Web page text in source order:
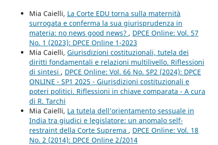
Mia Caielli, La Corte EDU torna sulla maternità
surrogata e conferma la sua giurisprudenza in
materia: no news good news? , DPCE Online: Vol. 57
No. 1 (2023): DPCE Online 1-2023
Mia Caielli, Giurisdizioni costituzionali, tutela dei
diritti fondamentali e relazioni multilivello. Riflessioni
di sintesi , DPCE Online: Vol. 66 No. SP2 (2024): DPCE
ONLINE - SP1 2025 - Giurisdizioni costituzionali e
poteri politici. Riflessioni in chiave comparata - A cura
di R. Tarchi
Mia Caielli, La tutela dell’orientamento sessuale in
India tra giudici e legislatore: un anomalo self-
restraint della Corte Suprema , DPCE Online: Vol. 18
No. 2 (2014): DPCE Online 2/2014